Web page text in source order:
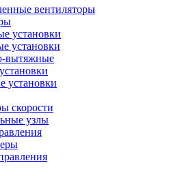
вентиляторы
установки
установки
вытяжные
установки
скорости
узлы